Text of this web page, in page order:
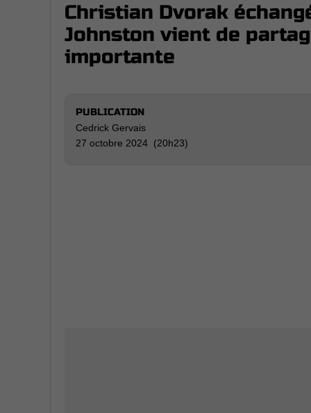
Christian Dvorak
Johnston vient de
importante
PUBLICATION
Cedrick Gervais
27 octobre 2024 (20h23)